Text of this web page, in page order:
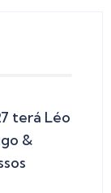
terá Léo
&